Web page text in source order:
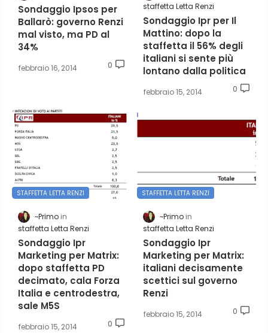
Sondaggio Ipsos per
Ballarò: governo Renzi
mal visto, ma PD al
34%
febbraio 16, 2014 0
staffetta Letta Renzi
Sondaggio Ipr per Il
Mattino: dopo la
staffetta il 56% degli
italiani si sente più
lontano dalla politica
febbraio 15, 2014 0
STAFFETTA LETTA RENZI
~Primo
staffetta Letta Renzi
Sondaggio Ipr
Marketing per Matrix:
dopo staffetta PD
decimato, cala Forza
Italia e centrodestra,
sale M5S
febbraio 15, 2014 0
STAFFETTA LETTA RENZI
~Primo
staffetta Letta Renzi
Sondaggio Ipr
Marketing per Matrix:
italiani decisamente
scettici sul governo
Renzi
febbraio 15, 2014 0